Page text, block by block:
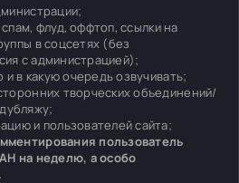
флуд, оффтоп, ссылки на
в соцсетях (без
с администрацией);
в какую очередь озвучивать;
творческих объединений/
и пользователей сайта;
пользователь
на неделю, а особо